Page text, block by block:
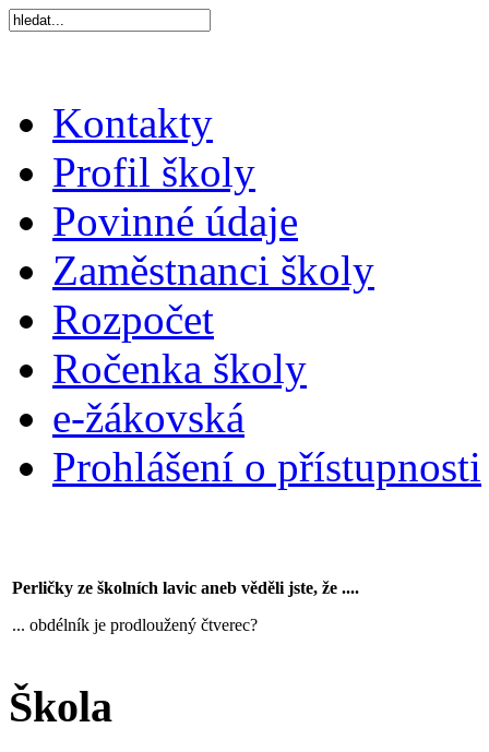
Kontakty
Profil školy
Povinné údaje
Zaměstnanci školy
Rozpočet
Ročenka školy
e-žákovská
Prohlášení o přístupnosti
Perličky ze školních lavic aneb věděli jste, že ....
... obdélník je prodloužený čtverec?
Škola